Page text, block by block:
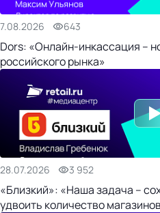
7.08.2026 643
Dors: «Онлайн-инкассация –
российского рынка»
28.07.2026 3 952
«Близкий»: «Наша задача –
удвоить количество